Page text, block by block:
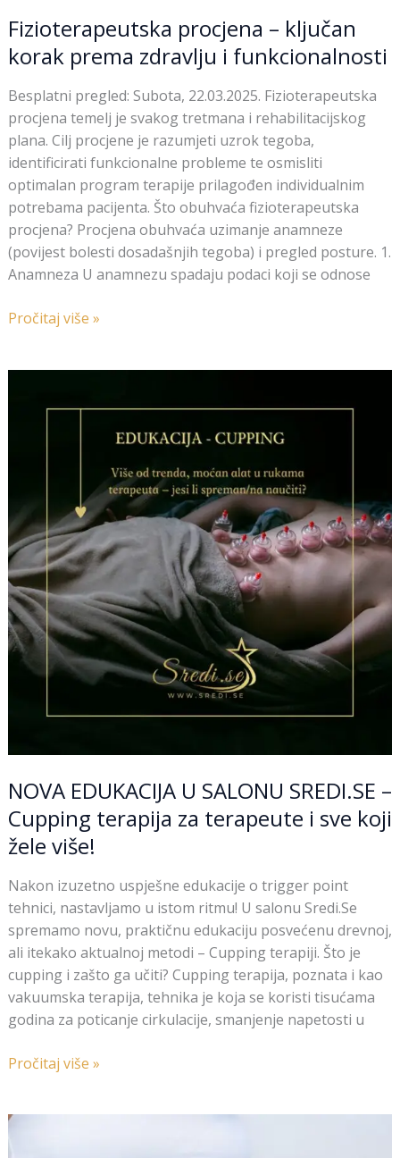
Fizioterapeutska procjena – ključan
korak prema zdravlju i funkcionalnosti
Besplatni pregled: Subota, 22.03.2025. Fizioterapeutska
procjena temelj je svakog tretmana i rehabilitacijskog
plana. Cilj procjene je razumjeti uzrok tegoba,
identificirati funkcionalne probleme te osmisliti
optimalan program terapije prilagođen individualnim
potrebama pacijenta. Što obuhvaća fizioterapeutska
procjena? Procjena obuhvaća uzimanje anamneze
(povijest bolesti dosadašnjih tegoba) i pregled posture. 1.
Anamneza U anamnezu spadaju podaci koji se odnose
Pročitaj više »
NOVA EDUKACIJA U SALONU SREDI.SE –
Cupping terapija za terapeute i sve koji
žele više!
Nakon izuzetno uspješne edukacije o trigger point
tehnici, nastavljamo u istom ritmu! U salonu Sredi.Se
spremamo novu, praktičnu edukaciju posvećenu drevnoj,
ali itekako aktualnoj metodi – Cupping terapiji. Što je
cupping i zašto ga učiti? Cupping terapija, poznata i kao
vakuumska terapija, tehnika je koja se koristi tisućama
godina za poticanje cirkulacije, smanjenje napetosti u
Cupping
terapija
za
terapeute
i
sve
koji
žele
Pročitaj više »
Vacuslim